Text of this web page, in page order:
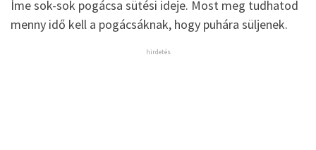
Íme sok-sok pogácsa sütési ideje. Most meg tudhatod
menny idő kell a pogácsáknak, hogy puhára süljenek.
hirdetés